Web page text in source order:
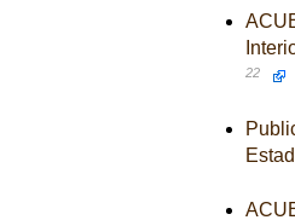
22